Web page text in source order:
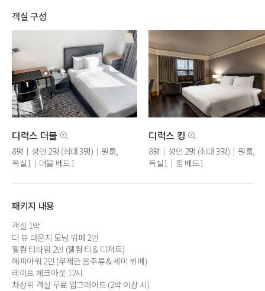
객실 구성
디럭스 더블
8평｜성인 2명 (최대 3명)｜원룸,
욕실1｜더블 베드1
디럭스 킹
8평｜성인 2명 (최대 3명)｜원룸,
욕실1｜킹 베드1
패키지 내용
객실 1박
더 뷰 라운지 모닝 뷔페 2인
웰컴 티타임 2인 (웰컴 티 & 디저트)
해피아워 2인 (무제한 음주류 & 세미 뷔페)
레이트 체크아웃 12시
차상위 객실 무료 업그레이드 (2박 이상 시)